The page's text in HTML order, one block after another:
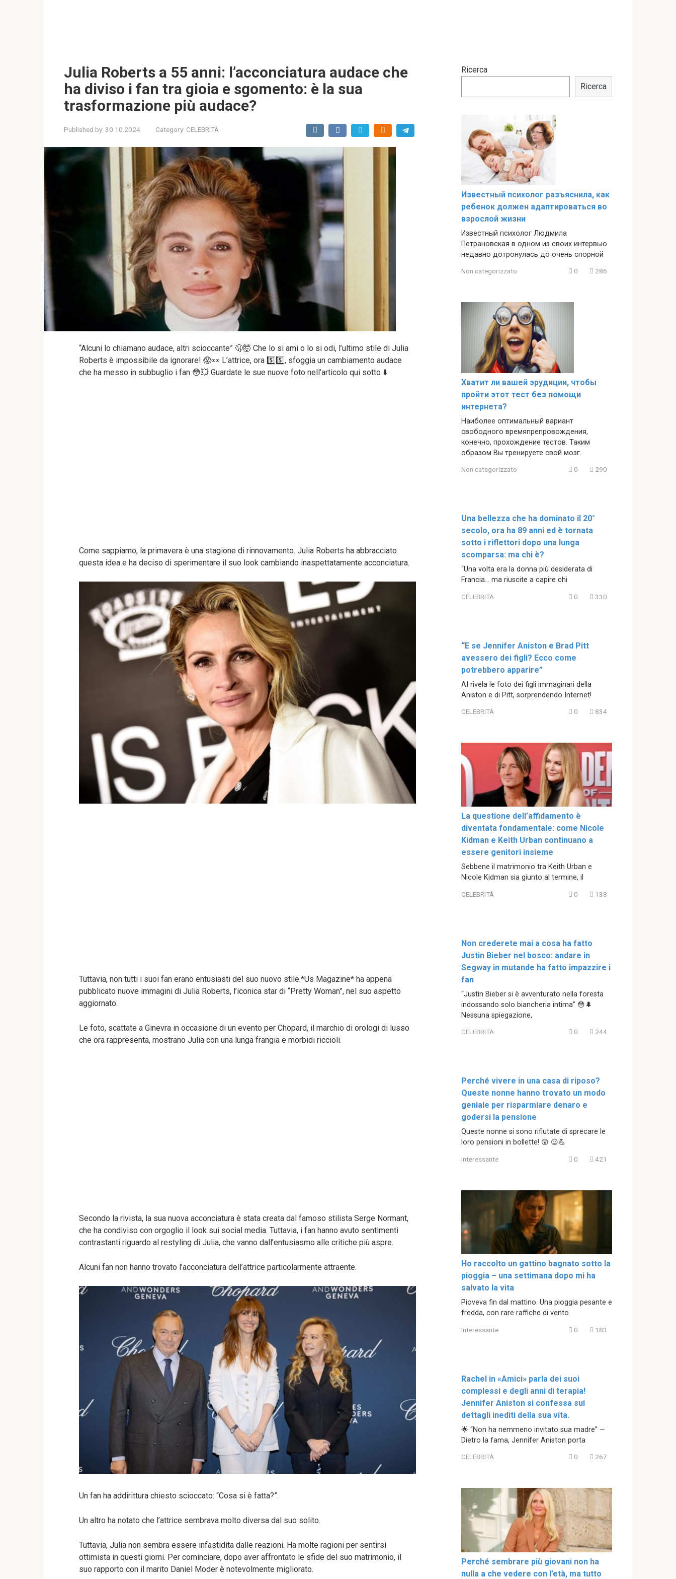
Julia Roberts a 55 anni: l’acconciatura audace che
ha diviso i fan tra gioia e sgomento: è la sua
trasformazione più audace?
Published by: 30.10.2024 Category: CELEBRITÀ
“Alcuni lo chiamano audace, altri scioccante” 🫢🤯 Che lo si ami o lo si odi, l’ultimo stile di Julia
Roberts è impossibile da ignorare! 😱👀 L’attrice, ora 5️⃣5️⃣, sfoggia un cambiamento audace
che ha messo in subbuglio i fan 😳💥 Guardate le sue nuove foto nell’articolo qui sotto ⬇️
Come sappiamo, la primavera è una stagione di rinnovamento. Julia Roberts ha abbracciato
questa idea e ha deciso di sperimentare il suo look cambiando inaspettatamente acconciatura.
Tuttavia, non tutti i suoi fan erano entusiasti del suo nuovo stile.*Us Magazine* ha appena
pubblicato nuove immagini di Julia Roberts, l’iconica star di “Pretty Woman”, nel suo aspetto
aggiornato.
Le foto, scattate a Ginevra in occasione di un evento per Chopard, il marchio di orologi di lusso
che ora rappresenta, mostrano Julia con una lunga frangia e morbidi riccioli.
Secondo la rivista, la sua nuova acconciatura è stata creata dal famoso stilista Serge Normant,
che ha condiviso con orgoglio il look sui social media. Tuttavia, i fan hanno avuto sentimenti
contrastanti riguardo al restyling di Julia, che vanno dall’entusiasmo alle critiche più aspre.
Alcuni fan non hanno trovato l’acconciatura dell’attrice particolarmente attraente.
Un fan ha addirittura chiesto scioccato: “Cosa si è fatta?”.
Un altro ha notato che l’attrice sembrava molto diversa dal suo solito.
Tuttavia, Julia non sembra essere infastidita dalle reazioni. Ha molte ragioni per sentirsi
ottimista in questi giorni. Per cominciare, dopo aver affrontato le sfide del suo matrimonio, il
suo rapporto con il marito Daniel Moder è notevolmente migliorato.
Ricerca
Ricerca
Известный психолог разъяснила, как
ребенок должен адаптироваться во
взрослой жизни
Известный психолог Людмила
Петрановская в одном из своих интервью
недавно дотронулась до очень спорной
Non categorizzato 0 286
Хватит ли вашей эрудиции, чтобы
пройти этот тест без помощи
интернета?
Наиболее оптимальный вариант
свободного времяпрепровождения,
конечно, прохождение тестов. Таким
образом Вы тренируете свой мозг.
Non categorizzato 0 290
Una bellezza che ha dominato il 20°
secolo, ora ha 89 anni ed è tornata
sotto i riflettori dopo una lunga
scomparsa: ma chi è?
“Una volta era la donna più desiderata di
Francia… ma riuscite a capire chi
CELEBRITÀ 0 330
“E se Jennifer Aniston e Brad Pitt
avessero dei figli? Ecco come
potrebbero apparire”
AI rivela le foto dei figli immaginari della
Aniston e di Pitt, sorprendendo Internet!
CELEBRITÀ 0 834
La questione dell’affidamento è
diventata fondamentale: come Nicole
Kidman e Keith Urban continuano a
essere genitori insieme
Sebbene il matrimonio tra Keith Urban e
Nicole Kidman sia giunto al termine, il
CELEBRITÀ 0 138
Non crederete mai a cosa ha fatto
Justin Bieber nel bosco: andare in
Segway in mutande ha fatto impazzire i
fan
“Justin Bieber si è avventurato nella foresta
indossando solo biancheria intima” 😳🌲
Nessuna spiegazione,
CELEBRITÀ 0 244
Perché vivere in una casa di riposo?
Queste nonne hanno trovato un modo
geniale per risparmiare denaro e
godersi la pensione
Queste nonne si sono rifiutate di sprecare le
loro pensioni in bollette! 😲 😌💪
Interessante 0 421
Ho raccolto un gattino bagnato sotto la
pioggia – una settimana dopo mi ha
salvato la vita
Pioveva fin dal mattino. Una pioggia pesante e
fredda, con rare raffiche di vento
Interessante 0 183
Rachel in «Amici» parla dei suoi
complessi e degli anni di terapia!
Jennifer Aniston si confessa sui
dettagli inediti della sua vita.
🌟 “Non ha nemmeno invitato sua madre” —
Dietro la fama, Jennifer Aniston porta
CELEBRITÀ 0 267
Perché sembrare più giovani non ha
nulla a che vedere con l’età, ma tutto